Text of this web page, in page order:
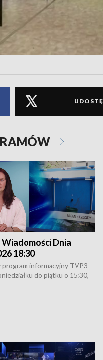
Dnia
18:30
program informacyjny TVP3
do piątku o 15:30,